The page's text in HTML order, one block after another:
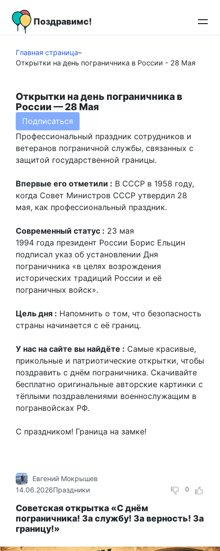
контенту
Поздравимс!
Главная страница–
Открытки на день пограничника в России - 28 Мая
Открытки на день пограничника в
России — 28 Мая
Подписаться
Профессиональный праздник сотрудников и
ветеранов пограничной службы, связанных с
защитой государственной границы.
Впервые его отметили : В СССР в 1958 году,
когда Совет Министров СССР утвердил 28
мая, как профессиональный праздник.
Современный статус : 23 мая
1994 года президент России Борис Ельцин
подписал указ об установлении Дня
пограничника «в целях возрождения
исторических традиций России и её
пограничных войск».
Цель дня : Напомнить о том, что безопасность
страны начинается с её границ.
У нас на сайте вы найдёте : Самые красивые,
прикольные и патриотические открытки, чтобы
поздравить с днём пограничника. Скачивайте
бесплатно оригинальные авторские картинки с
тёплыми поздравлениями военнослужащим в
погранвойсках РФ.
С праздником! Граница на замке!
0
Евгений Мокрышев
14.06.2026Праздники
Советcкая открытка «С днём
пограничника! За службу! За верность! За
границу!»